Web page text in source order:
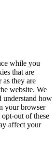
while you
that are
as they are
website. We
understand how
your browser
out of these
affect your